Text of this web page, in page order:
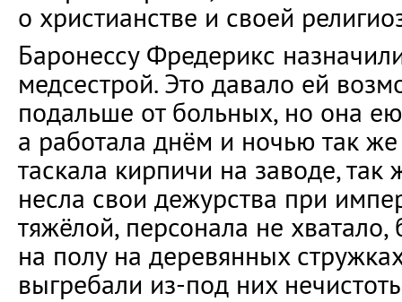
о христианстве и своей
Баронессу Фредерикс
медсестрой. Это давало ей
подальше от больных, но она
а работала днём и ночью так
таскала кирпичи на заводе, так
несла свои дежурства при
тяжёлой, персонала не
на полу на деревянных
выгребали из-под них